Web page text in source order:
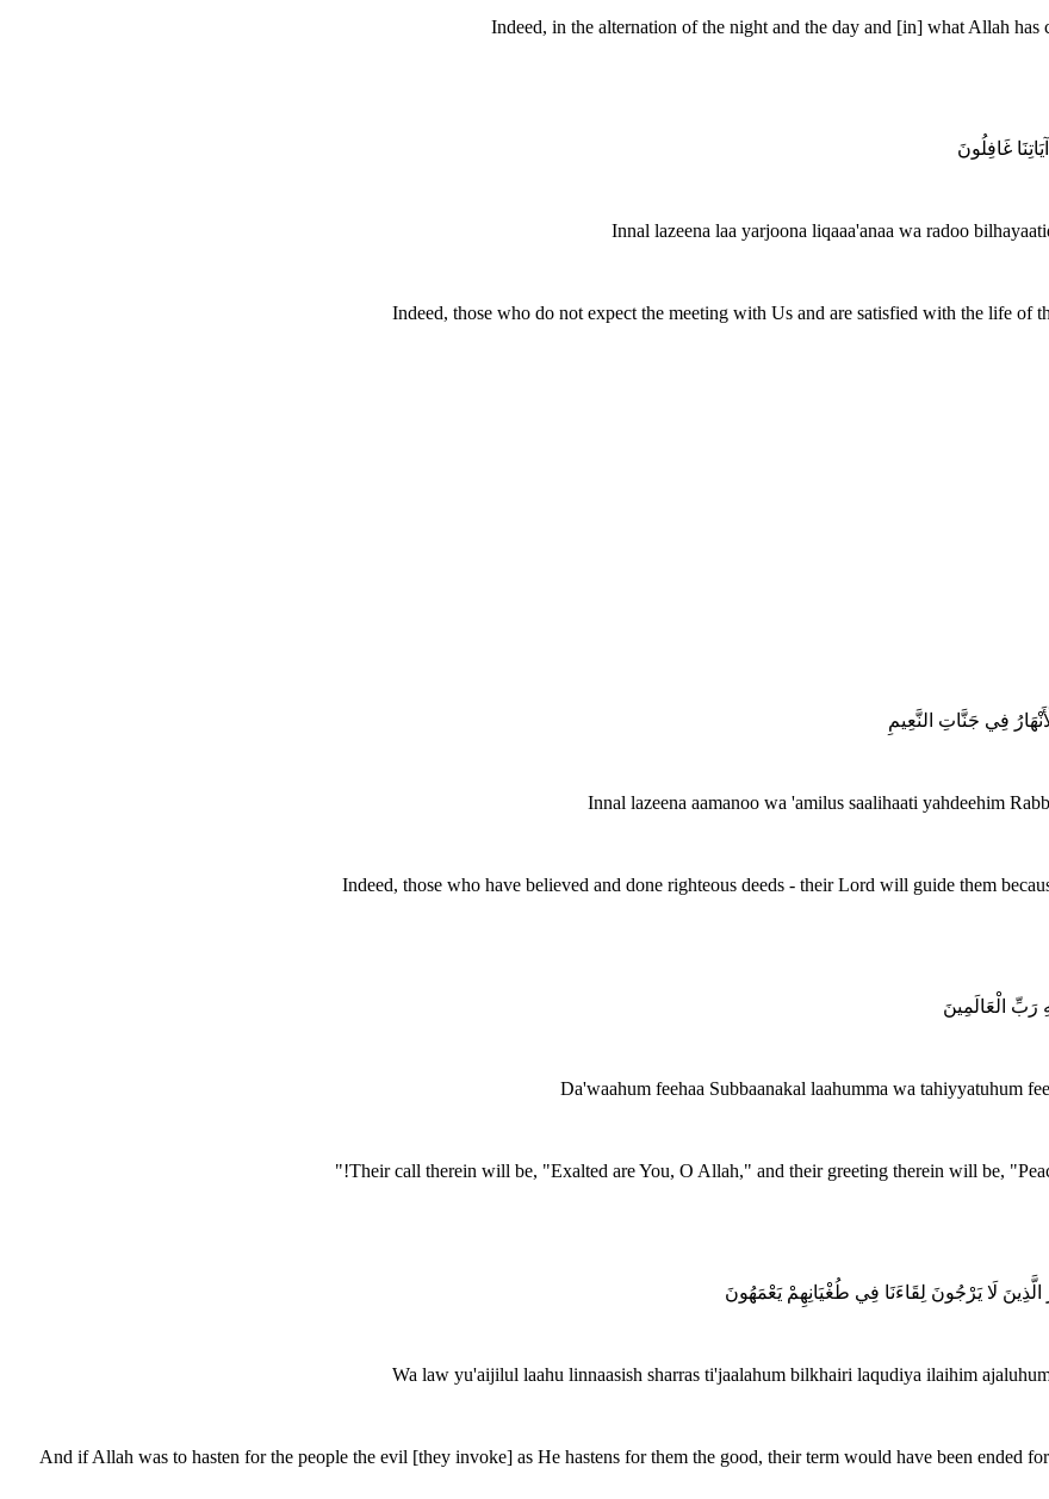
Indeed, in the alternation of the night and the day and [in] what Allah
غَافِلُونَ
Innal lazeena laa yarjoona liqaaa'anaa wa radoo
Indeed, those who do not expect the meeting with Us and are satisfied with the life of
فِي جَنَّاتِ النَّعِيمِ
Innal lazeena aamanoo wa 'amilus saalihaati yahdeehim
Indeed, those who have believed and done righteous deeds - their Lord will guide them
رَبِّ الْعَالَمِينَ
Da'waahum feehaa Subbaanakal laahumma wa tahiyyatuhum
Their call therein will be, "Exalted are You, O Allah," and their greeting therein will be,
لَا يَرْجُونَ لِقَاءَنَا فِي طُغْيَانِهِمْ يَعْمَهُونَ
Wa law yu'aijilul laahu linnaasish sharras ti'jaalahum bilkhairi laqudiya ilaihim
And if Allah was to hasten for the people the evil [they invoke] as He hastens for them the good, their term would have been ended